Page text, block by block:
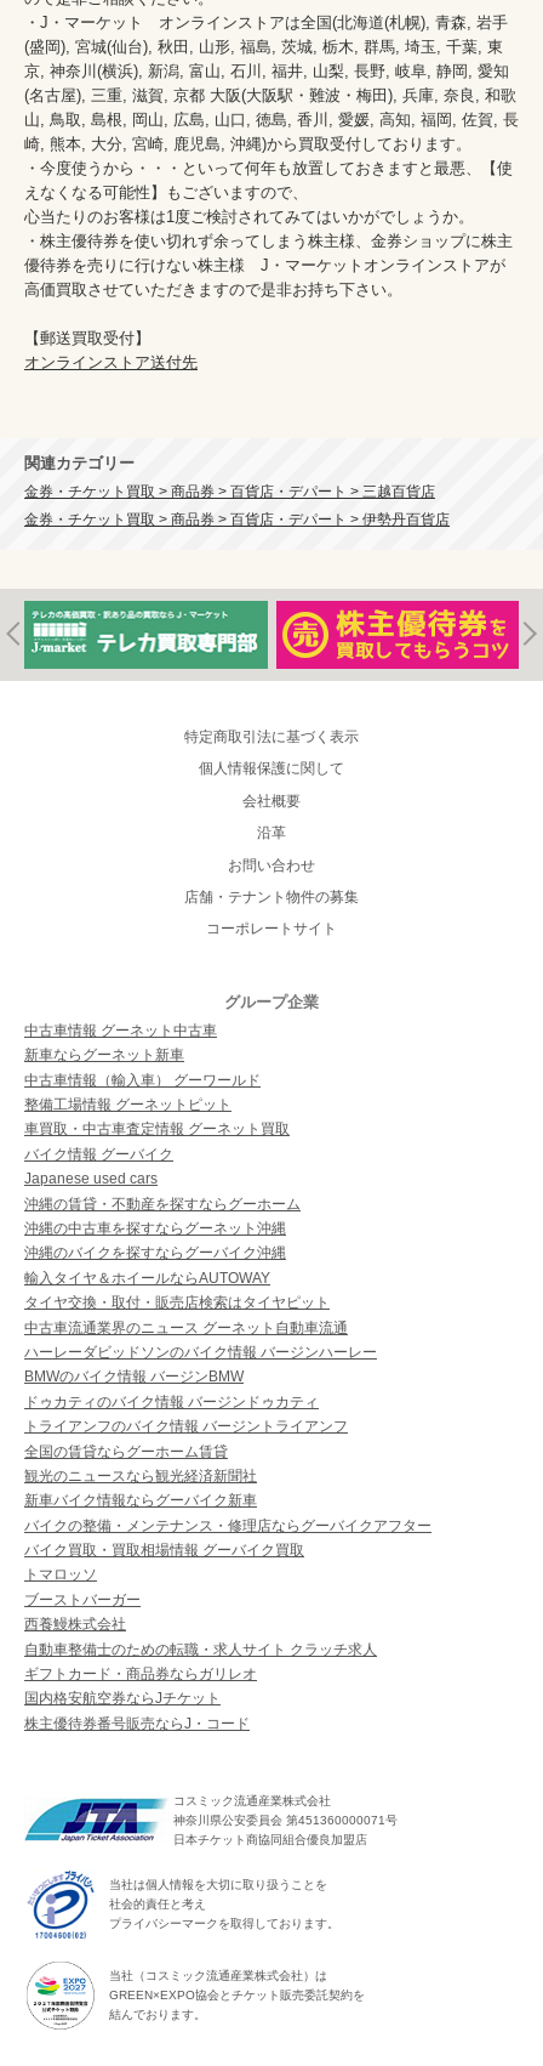
・J・マーケット　オンラインストアは全国(北海道(札幌), 青森, 岩手
(盛岡), 宮城(仙台), 秋田, 山形, 福島, 茨城, 栃木, 群馬, 埼玉, 千葉, 東
京, 神奈川(横浜), 新潟, 富山, 石川, 福井, 山梨, 長野, 岐阜, 静岡, 愛知
(名古屋), 三重, 滋賀, 京都 大阪(大阪駅・難波・梅田), 兵庫, 奈良, 和歌
山, 鳥取, 島根, 岡山, 広島, 山口, 徳島, 香川, 愛媛, 高知, 福岡, 佐賀, 長
崎, 熊本, 大分, 宮崎, 鹿児島, 沖縄)から買取受付しております。
・今度使うから・・・といって何年も放置しておきますと最悪、【使
えなくなる可能性】もございますので、
心当たりのお客様は1度ご検討されてみてはいかがでしょうか。
・株主優待券を使い切れず余ってしまう株主様、金券ショップに株主
優待券を売りに行けない株主様　J・マーケットオンラインストアが
高価買取させていただきますので是非お持ち下さい。
オンラインストア送付先
関連カテゴリー
金券・チケット買取 > 商品券 > 百貨店・デパート > 三越百貨店
金券・チケット買取 > 商品券 > 百貨店・デパート > 伊勢丹百貨店
特定商取引法に基づく表示
個人情報保護に関して
会社概要
沿革
お問い合わせ
店舗・テナント物件の募集
コーポレートサイト
グループ企業
中古車情報 グーネット中古車
新車ならグーネット新車
中古車情報（輸入車） グーワールド
整備工場情報 グーネットピット
車買取・中古車査定情報 グーネット買取
バイク情報 グーバイク
Japanese used cars
沖縄の賃貸・不動産を探すならグーホーム
沖縄の中古車を探すならグーネット沖縄
沖縄のバイクを探すならグーバイク沖縄
輸入タイヤ＆ホイールならAUTOWAY
タイヤ交換・取付・販売店検索はタイヤピット
中古車流通業界のニュース グーネット自動車流通
ハーレーダビッドソンのバイク情報 バージンハーレー
BMWのバイク情報 バージンBMW
ドゥカティのバイク情報 バージンドゥカティ
トライアンフのバイク情報 バージントライアンフ
全国の賃貸ならグーホーム賃貸
観光のニュースなら観光経済新聞社
新車バイク情報ならグーバイク新車
バイクの整備・メンテナンス・修理店ならグーバイクアフター
バイク買取・買取相場情報 グーバイク買取
トマロッソ
ブーストバーガー
西養鰻株式会社
自動車整備士のための転職・求人サイト クラッチ求人
ギフトカード・商品券ならガリレオ
国内格安航空券ならJチケット
株主優待券番号販売ならJ・コード
コスミック流通産業株式会社
神奈川県公安委員会 第451360000071号
日本チケット商協同組合優良加盟店
当社は個人情報を大切に取り扱うことを
社会的責任と考え
プライバシーマークを取得しております。
当社（コスミック流通産業株式会社）は
GREEN×EXPO協会とチケット販売委託契約を
結んでおります。